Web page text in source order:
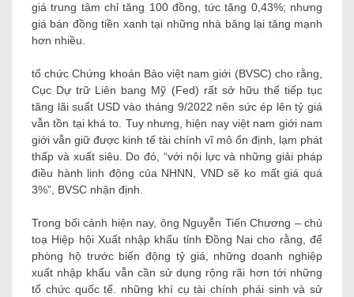
giá trung tâm chỉ tăng 100 đồng, tức tăng 0,43%; nhưng
giá bán đồng tiền xanh tại những nhà băng lại tăng mạnh
hơn nhiều.
tổ chức Chứng khoán Bảo việt nam giới (BVSC) cho rằng,
Cục Dự trữ Liên bang Mỹ (Fed) rất sở hữu thể tiếp tục
tăng lãi suất USD vào tháng 9/2022 nên sức ép lên tỷ giá
vẫn tồn tại khá to. Tuy nhưng, hiện nay việt nam giới nam
giới vẫn giữ được kinh tế tài chính vĩ mô ổn định, lạm phát
thấp và xuất siêu. Do đó, “với nội lực và những giải pháp
điều hành linh động của NHNN, VND sẽ ko mất giá quá
3%”, BVSC nhận định.
Trong bối cảnh hiện nay, ông Nguyễn Tiến Chương – chủ
toạ Hiệp hội Xuất nhập khẩu tỉnh Đồng Nai cho rằng, để
phòng hộ trước biến động tỷ giá, những doanh nghiệp
xuất nhập khẩu vẫn cần sử dụng rộng rãi hơn tới những
tổ chức quốc tế. những khí cụ tài chính phái sinh và sử